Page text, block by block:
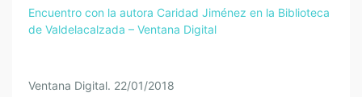
Encuentro con la autora Caridad Jiménez en la Biblioteca
de Valdelacalzada – Ventana Digital
Ventana Digital. 22/01/2018